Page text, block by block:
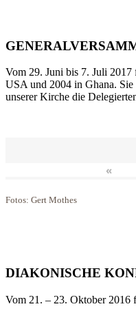
Vom 29. Juni bis 7. Juli 2017
USA und 2004 in Ghana. Sie
unserer Kirche die
«
Fotos: Gert Mothes
DIAKONISCHE
Vom 21. – 23. Oktober 2016